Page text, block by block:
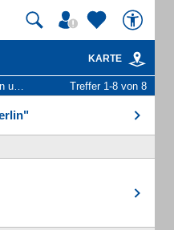
KARTE
Treffer 1-8 von 8